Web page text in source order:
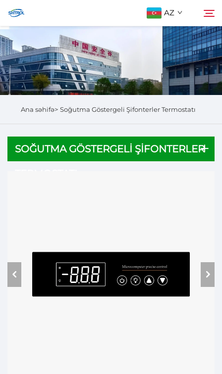
AZ
Biz Haqqımızda
Məhsullar
Axtarış
Ana səhifə> Soğutma Göstergeli Şifonterler Termostatı
SOĞUTMA GÖSTERGELI ŞIFONTERLER